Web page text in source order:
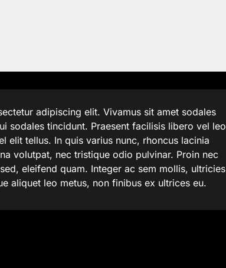
adipiscing elit. Vivamus sit amet sodales
sodales tincidunt. Praesent facilisis libero vel leo
elit tellus. In quis varius nunc, rhoncus lacinia
volutpat, nec tristique odio pulvinar. Proin nec
eleifend quam. Integer ac sem mollis, ultricies
aliquet leo metus, non finibus ex ultrices eu.